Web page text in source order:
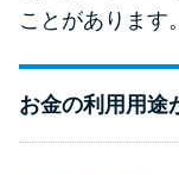
ことがあります。
お金の利用用途